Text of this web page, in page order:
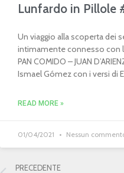
Lunfardo in Pillole
Un viaggio alla scoperta dei
intimamente connesso con
PAN COMIDO – JUAN
Ismael Gómez con i versi di
READ MORE »
01/04/2021 Nessun
PRECEDENTE